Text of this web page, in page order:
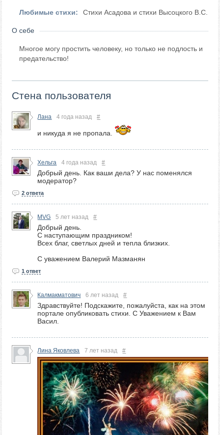
Любимые стихи: Стихи Асадова и стихи Высоцкого В.С.
О себе
Многое могу простить человеку, но только не подлость и
предательство!
Стена пользователя
Лана 4 года назад #
и никуда я не пропала.
Хельга 4 года назад #
Добрый день. Как ваши дела? У нас поменялся
модератор?
2 ответа
MVG 5 лет назад #
Добрый день.
С наступающим праздником!
Всех благ, светлых дней и тепла близких.
С уважением Валерий Мазманян
1 ответ
Калмакматович 6 лет назад #
Здравствуйте! Подскажите, пожалуйста, как на этом
портале опубликовать стихи. С Уважением к Вам
Васил.
Лина Яковлева 7 лет назад #